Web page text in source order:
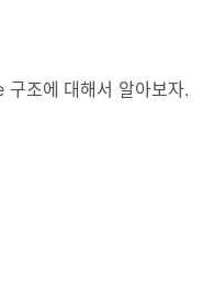
조에 대해서 알아보자.